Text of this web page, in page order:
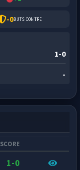
-0BUTS CONTRE
1-0
-
SCORE
1-0